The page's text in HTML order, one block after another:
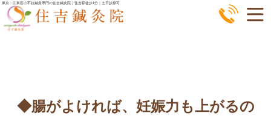
コ
ン
東京・江東区の不妊鍼灸専門の住吉鍼灸院｜住吉駅徒歩1分｜土日診療可
◆腸がよければ、妊娠力も上がるの